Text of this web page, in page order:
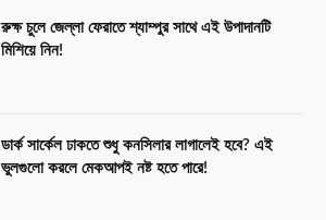
রুক্ষ চুলে জেল্লা ফেরাতে শ্যাম্পুর সাথে এই উপাদানটি
মিশিয়ে নিন!
ডার্ক সার্কেল ঢাকতে শুধু কনসিলার লাগালেই হবে? এই
ভুলগুলো করলে মেকআপই নষ্ট হতে পারে!